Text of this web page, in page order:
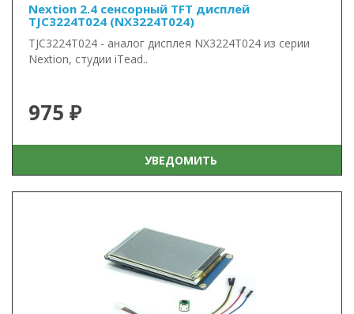
Nextion 2.4 сенсорный TFT дисплей
TJC3224T024 (NX3224T024)
TJC3224T024 - аналог дисплея NX3224T024 из серии
Nextion, студии iTead..
975 ₽
УВЕДОМИТЬ